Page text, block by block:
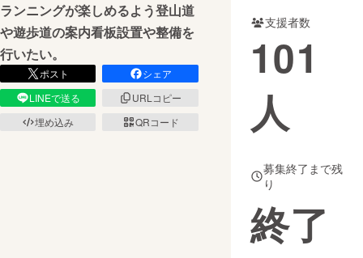
ランニングが楽しめるよう登山道
や遊歩道の案内看板設置や整備を
行いたい。
ポスト
シェア
LINEで送る
URLコピー
埋め込み
QRコード
支援者数
101
人
募集終了まで残
り
終了